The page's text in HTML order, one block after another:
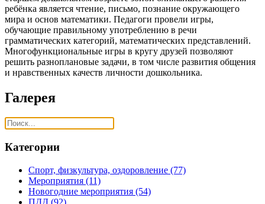
ребёнка является чтение, письмо, познание окружающего
мира и основ математики. Педагоги провели игры,
обучающие правильному употреблению в речи
грамматических категорий, математических представлений.
Многофункциональные игры в кругу друзей позволяют
решить разноплановые задачи, в том числе развития общения
и нравственных качеств личности дошкольника.
Галерея
Категории
Спорт, физкультура, оздоровление (77)
Мероприятия (11)
Новогодние мероприятия (54)
ПДД (92)